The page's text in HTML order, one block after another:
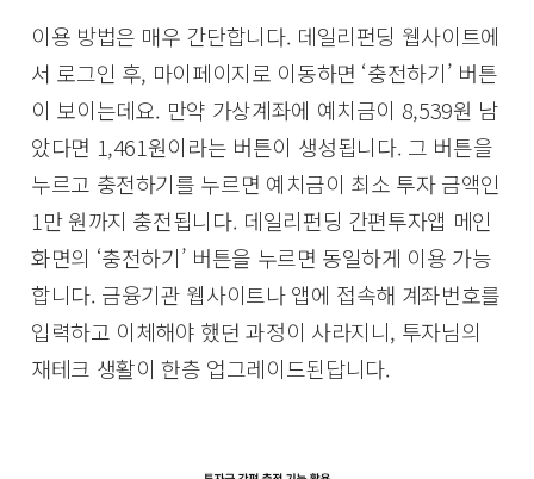
이용 방법은 매우 간단합니다. 데일리펀딩 웹사이트에
서 로그인 후, 마이페이지로 이동하면 ‘충전하기’ 버튼
이 보이는데요. 만약 가상계좌에 예치금이 8,539원 남
았다면 1,461원이라는 버튼이 생성됩니다. 그 버튼을
누르고 충전하기를 누르면 예치금이 최소 투자 금액인
1만 원까지 충전됩니다. 데일리펀딩 간편투자앱 메인
화면의 ‘충전하기’ 버튼을 누르면 동일하게 이용 가능
합니다. 금융기관 웹사이트나 앱에 접속해 계좌번호를
입력하고 이체해야 했던 과정이 사라지니, 투자님의
재테크 생활이 한층 업그레이드된답니다.